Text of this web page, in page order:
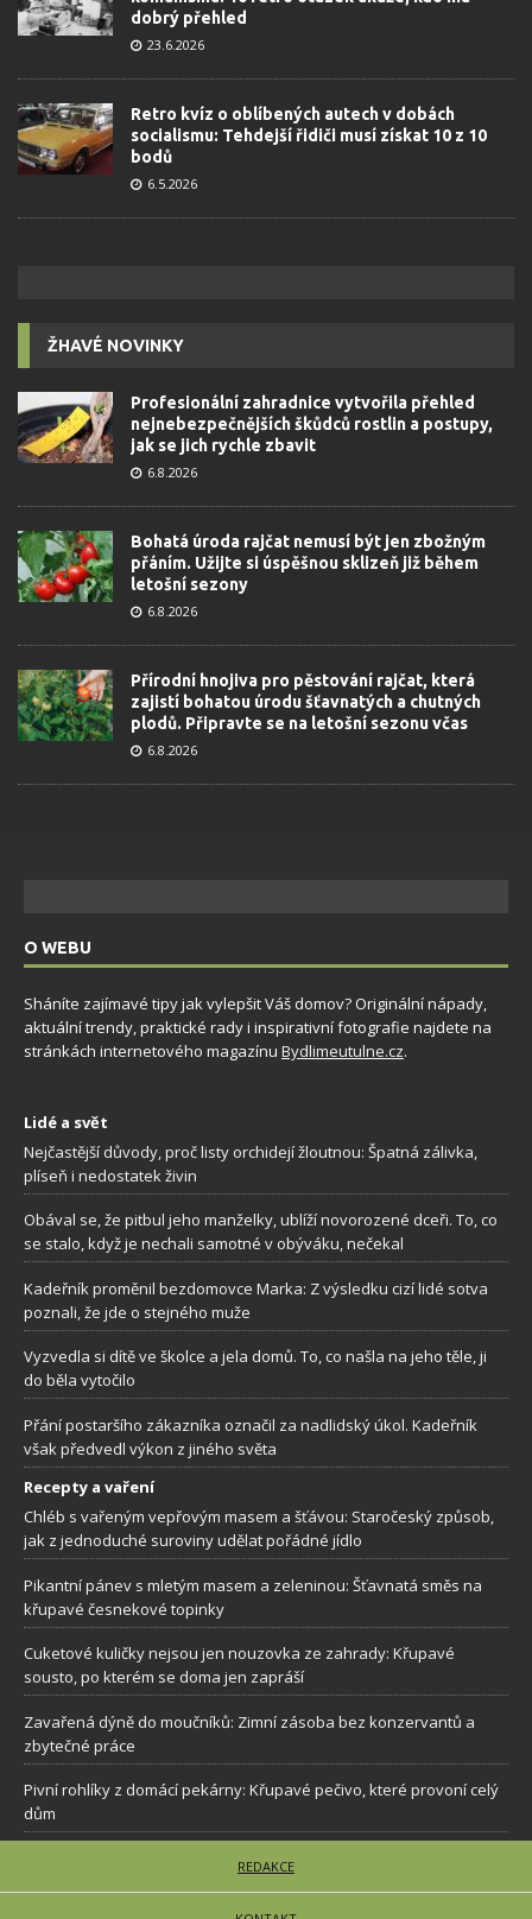
dobrý přehled
23.6.2026
Retro kvíz o oblíbených autech v dobách
socialismu: Tehdejší řidiči musí získat 10 z 10
bodů
6.5.2026
ŽHAVÉ NOVINKY
Profesionální zahradnice vytvořila přehled
nejnebezpečnějších škůdců rostlin a postupy,
jak se jich rychle zbavit
6.8.2026
Bohatá úroda rajčat nemusí být jen zbožným
přáním. Užijte si úspěšnou sklizeň již během
letošní sezony
6.8.2026
Přírodní hnojiva pro pěstování rajčat, která
zajistí bohatou úrodu šťavnatých a chutných
plodů. Připravte se na letošní sezonu včas
6.8.2026
O WEBU
Sháníte zajímavé tipy jak vylepšit Váš domov? Originální nápady,
aktuální trendy, praktické rady i inspirativní fotografie najdete na
stránkách internetového magazínu Bydlimeutulne.cz.
Lidé a svět
Nejčastější důvody, proč listy orchidejí žloutnou: Špatná zálivka,
plíseň i nedostatek živin
Obával se, že pitbul jeho manželky, ublíží novorozené dceři. To, co
se stalo, když je nechali samotné v obýváku, nečekal
Kadeřník proměnil bezdomovce Marka: Z výsledku cizí lidé sotva
poznali, že jde o stejného muže
Vyzvedla si dítě ve školce a jela domů. To, co našla na jeho těle, ji
do běla vytočilo
Přání postaršího zákazníka označil za nadlidský úkol. Kadeřník
však předvedl výkon z jiného světa
Recepty a vaření
Chléb s vařeným vepřovým masem a šťávou: Staročeský způsob,
jak z jednoduché suroviny udělat pořádné jídlo
Pikantní pánev s mletým masem a zeleninou: Šťavnatá směs na
křupavé česnekové topinky
Cuketové kuličky nejsou jen nouzovka ze zahrady: Křupavé
sousto, po kterém se doma jen zapráší
Zavařená dýně do moučníků: Zimní zásoba bez konzervantů a
zbytečné práce
Pivní rohlíky z domácí pekárny: Křupavé pečivo, které provoní celý
dům
REDAKCE